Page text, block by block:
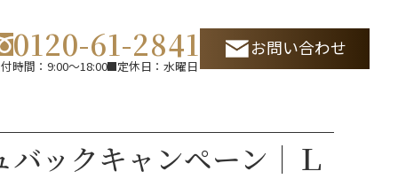
0120-61-2841
時間：9:00～18:00 定休日：水曜日
お問い合わせ
ックキャンペーン｜Ｌ